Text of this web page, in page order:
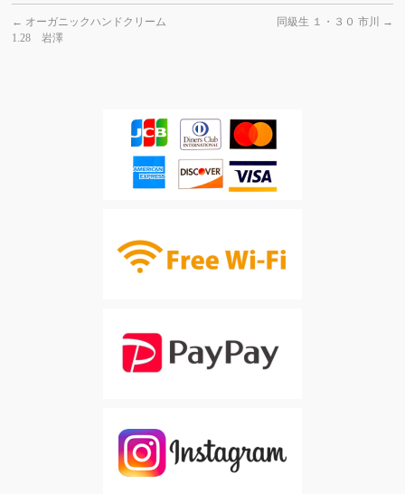
← オーガニックハンドクリーム
1.28 岩澤
同級生 １・３０ 市川 →